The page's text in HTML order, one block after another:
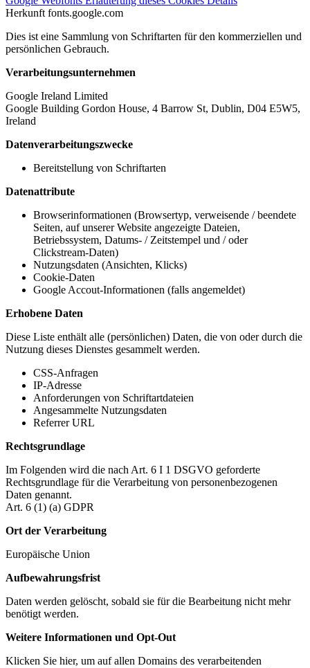
Herkunft fonts.google.com
Dies ist eine Sammlung von Schriftarten für den kommerziellen und
persönlichen Gebrauch.
Verarbeitungsunternehmen
Google Ireland Limited
Google Building Gordon House, 4 Barrow St, Dublin, D04 E5W5,
Ireland
Datenverarbeitungszwecke
Bereitstellung von Schriftarten
Datenattribute
Browserinformationen (Browsertyp, verweisende / beendete
Seiten, auf unserer Website angezeigte Dateien,
Betriebssystem, Datums- / Zeitstempel und / oder
Clickstream-Daten)
Nutzungsdaten (Ansichten, Klicks)
Cookie-Daten
Google Accout-Informationen (falls angemeldet)
Erhobene Daten
Diese Liste enthält alle (persönlichen) Daten, die von oder durch die
Nutzung dieses Dienstes gesammelt werden.
CSS-Anfragen
IP-Adresse
Anforderungen von Schriftartdateien
Angesammelte Nutzungsdaten
Referrer URL
Rechtsgrundlage
Im Folgenden wird die nach Art. 6 I 1 DSGVO geforderte
Rechtsgrundlage für die Verarbeitung von personenbezogenen
Daten genannt.
Art. 6 (1) (a) GDPR
Ort der Verarbeitung
Europäische Union
Aufbewahrungsfrist
Daten werden gelöscht, sobald sie für die Bearbeitung nicht mehr
benötigt werden.
Weitere Informationen und Opt-Out
Klicken Sie hier, um auf allen Domains des verarbeitenden